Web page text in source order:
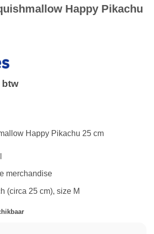
Happy Pikachu
btw
Happy Pikachu 25 cm
merchandise
(circa 25 cm), size M